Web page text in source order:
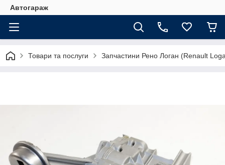
Автогараж
Товари та послуги Запчастини Рено Логан (Renault